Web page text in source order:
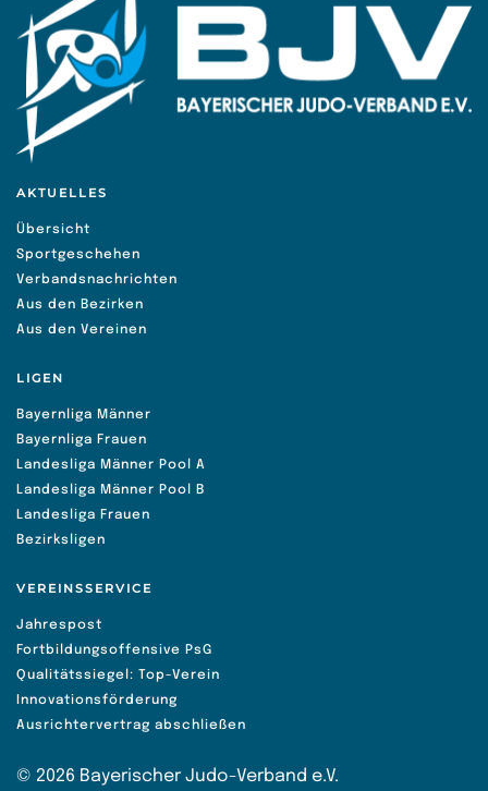
AKTUELLES
Übersicht
Sportgeschehen
Verbandsnachrichten
Aus den Bezirken
Aus den Vereinen
LIGEN
Bayernliga Männer
Bayernliga Frauen
Landesliga Männer Pool A
Landesliga Männer Pool B
Landesliga Frauen
Bezirksligen
VEREINSSERVICE
Jahrespost
Fortbildungsoffensive PsG
Qualitätssiegel: Top-Verein
Innovationsförderung
Ausrichtervertrag abschließen
© 2026 Bayerischer Judo-Verband e.V.